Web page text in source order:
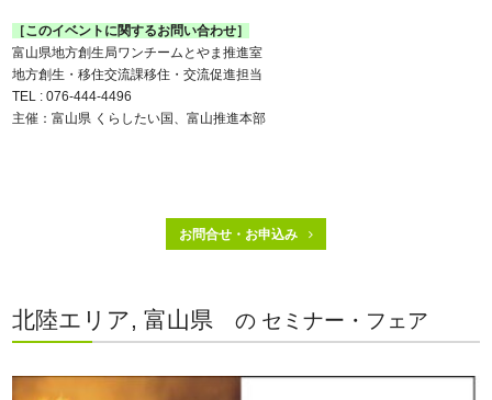
［このイベントに関するお問い合わせ］
富山県地方創生局ワンチームとやま推進室
地方創生・移住交流課移住・交流促進担当
TEL : 076-444-4496
主催：富山県 くらしたい国、富山推進本部
お問合せ・お申込み
北陸エリア, 富山県 の セミナー・フェア